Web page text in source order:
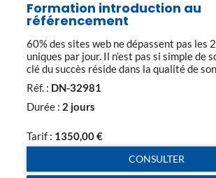
Formation introduction au
référencement
60% des sites web ne dépassent pas les
uniques par jour. Il n’est pas si simple de
clé du succès réside dans la qualité de
meilleure promotion du monde (SEM) ne
durablement un site au top si ses pages
sans […]
Réf. : DN-32981
Durée : 2 jours
Tarif : 1350,00€
CONSULTER